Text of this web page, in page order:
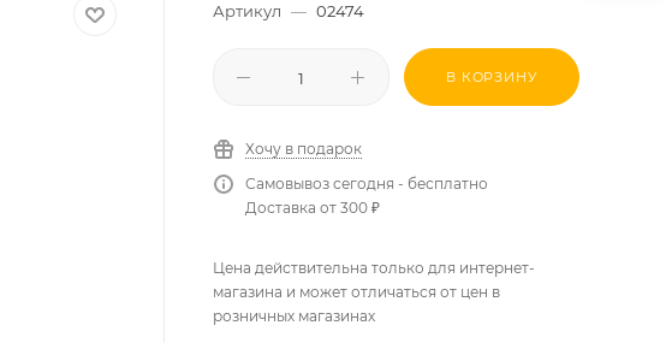
Артикул — 02474
В КОРЗИНУ
Хочу в подарок
Самовывоз сегодня - бесплатно
Доставка от 300 ₽
Цена действительна только для интернет-
магазина и может отличаться от цен в
розничных магазинах